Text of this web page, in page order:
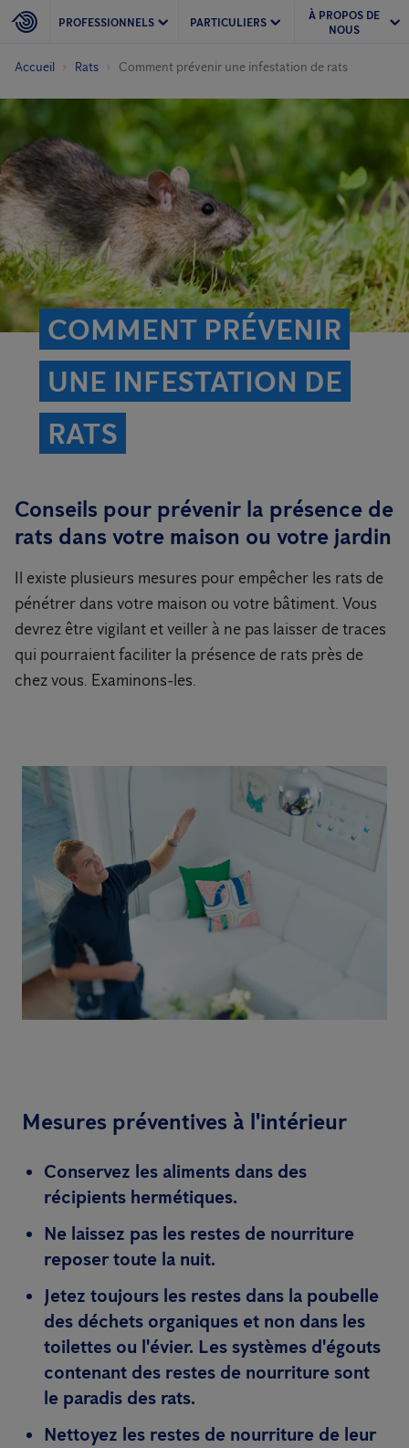
PROFESSIONNELS PARTICULIERS
À PROPOS DE
NOUS
Accueil Rats Comment prévenir une infestation de rats
COMMENT PRÉVENIR
UNE INFESTATION DE
RATS
Conseils pour prévenir la présence de
rats dans votre maison ou votre jardin
Il existe plusieurs mesures pour empêcher les rats de
pénétrer dans votre maison ou votre bâtiment. Vous
devrez être vigilant et veiller à ne pas laisser de traces
qui pourraient faciliter la présence de rats près de
chez vous. Examinons-les.
Mesures préventives à l'intérieur
Conservez les aliments dans des
récipients hermétiques.
Ne laissez pas les restes de nourriture
reposer toute la nuit.
Jetez toujours les restes dans la poubelle
des déchets organiques et non dans les
toilettes ou l'évier. Les systèmes d'égouts
contenant des restes de nourriture sont
le paradis des rats.
Nettoyez les restes de nourriture de leur